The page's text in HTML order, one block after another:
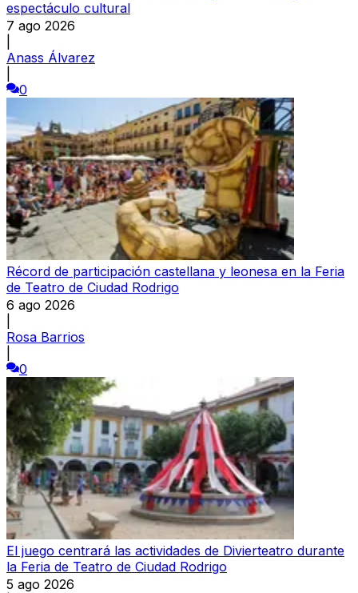
espectáculo cultural
7 ago 2026
Anass Álvarez
0
Récord de participación castellana y leonesa en la Feria
de Teatro de Ciudad Rodrigo
6 ago 2026
Rosa Barrios
0
El juego centrará las actividades de Divierteatro durante
la Feria de Teatro de Ciudad Rodrigo
5 ago 2026